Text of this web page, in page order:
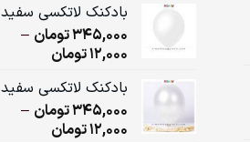
through
345,000تومان
بادکنک لاتکسی سفید
345,000تومان –
12,000تومانPrice
through
345,000تومان
بادکنک لاتکسی
345,000تومان –
12,000تومانPrice